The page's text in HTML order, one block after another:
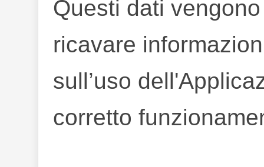
Questi dati
ricavare
sull’uso
corretto